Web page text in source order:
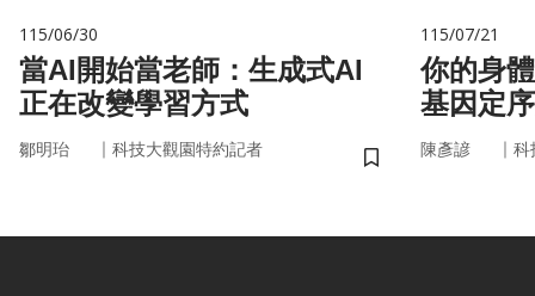
115/06/30
當AI開始當老師：生成式AI
正在改變學習方式
鄒明珆 ｜ 科技大觀園特約記者
儲存書籤
115/07/21
你的身
基因定
書
陳彥諺 ｜ 科